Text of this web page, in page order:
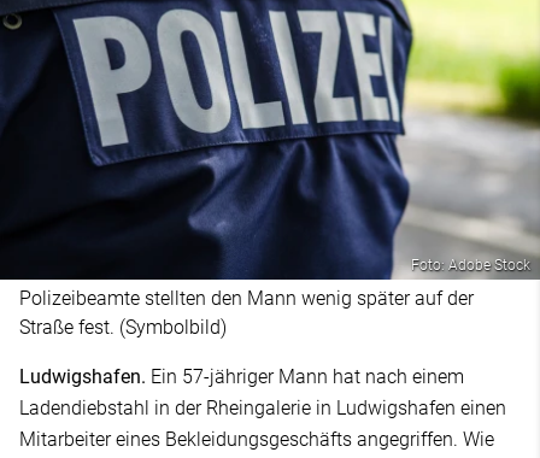
Foto: Adobe Stock
Polizeibeamte stellten den Mann wenig später auf der
Straße fest. (Symbolbild)
Ludwigshafen. Ein 57-jähriger Mann hat nach einem
Ladendiebstahl in der Rheingalerie in Ludwigshafen einen
Mitarbeiter eines Bekleidungsgeschäfts angegriffen. Wie